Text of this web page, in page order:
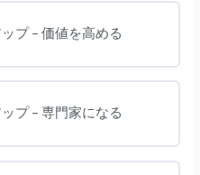
プ – 価値を高める
プ – 専門家になる